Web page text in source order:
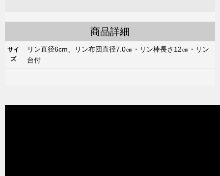
商品詳細
サイ
ズ
リン直径6cm、リン布団直径7.0㎝・リン棒長さ12㎝・リン
台付